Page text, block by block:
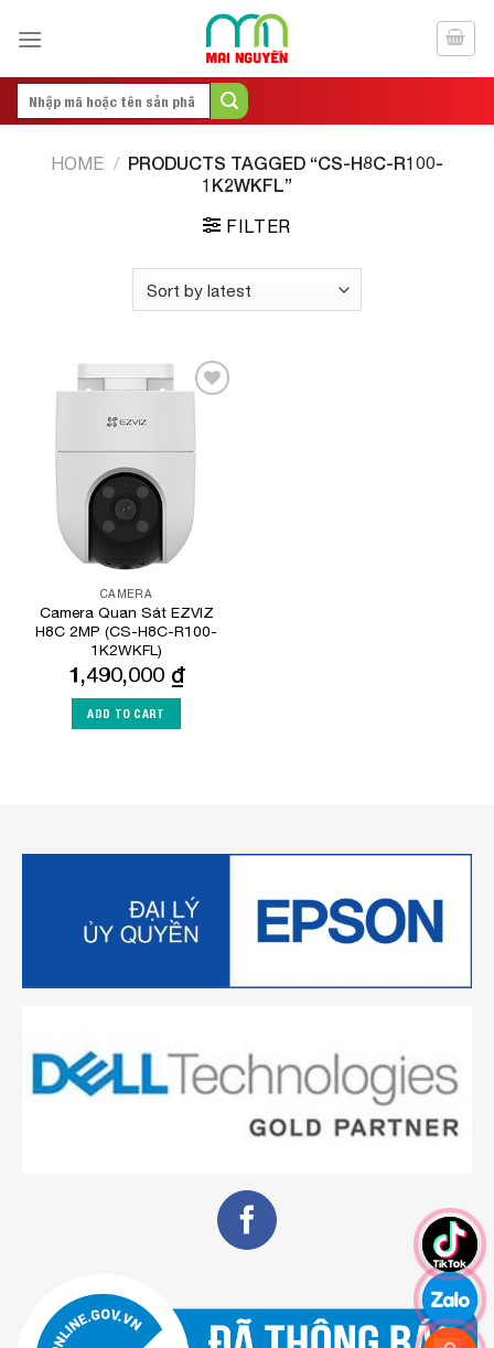
Search
HOME / PRODUCTS TAGGED “CS-H8C-R100-
1K2WKFL”
FILTER
CAMERA
Camera Quan Sát EZVIZ
H8C 2MP (CS-H8C-R100-
1K2WKFL)
1,490,000 ₫
ADD TO CART